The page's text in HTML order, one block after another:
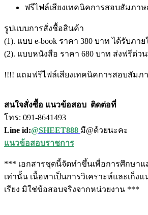
ฟรีไฟล์เสียงเทคนิคการสอบสัมภา
รูปแบบการสั่งชื้อสินค้า
(1). แบบ e-book ราคา 380 บาท ได้รับภาย
(2). แบบหนังสือ ราคา 680 บาท ส่งฟรีด่ว
!!!! แถมฟรีไฟล์เสียงเทคนิคการสอบสัมภ
สนใจสั่งซื้อ แนวข้อสอบ ติดต่อที่
โทร: 091-8641493
Line id:@SHEET888 มี@ด้วยนะคะ
แนวข้อสอบราชการ
*** เอกสารชุดนี้จัดทำขึ้นเพื่อการศึกษาแ
เท่านั้น เนื้อหาเป็นการวิเคราะห์และเก็ง
เรียง มิใช่ข้อสอบจริงจากหน่วยงาน ***